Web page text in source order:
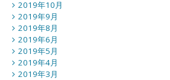
2019年10月
2019年9月
2019年8月
2019年6月
2019年5月
2019年4月
2019年3月